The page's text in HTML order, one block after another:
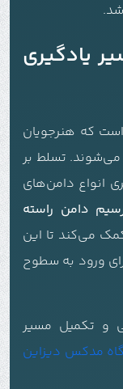
یادگیری
که هنرجویان
می‌شوند. تسلط بر
انواع دامن‌های
دامن راسته
می‌کند تا این
ورود به سطوح
و تکمیل مسیر
مدکس دیزاین